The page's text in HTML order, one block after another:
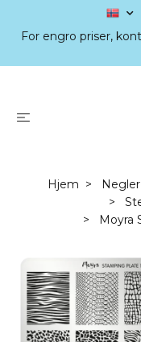
For engro priser,
Hjem Negler
Moyra